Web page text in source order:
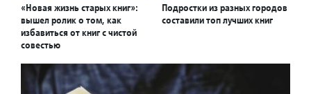
«Новая жизнь старых книг»:
вышел ролик о том, как
избавиться от книг с чистой
совестью
Подростки из разных городов
составили топ лучших книг